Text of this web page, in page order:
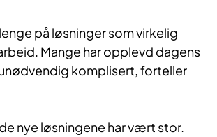
på løsninger som virkelig
Mange har opplevd dagens
komplisert, forteller
nye løsningene har vært stor.